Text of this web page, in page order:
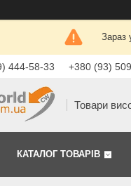
Зараз
444-58-33 +380 (93)
Товари
КАТАЛОГ ТОВАРІВ